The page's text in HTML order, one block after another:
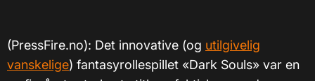
(PressFire.no): Det innovative (og utilgivelig
vanskelige) fantasyrollespillet «Dark Souls» var en